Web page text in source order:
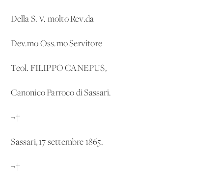
Della S. V. molto Rev.da
Dev.mo Oss.mo Servitore
Teol. FILIPPO CANEPUS,
Canonico Parroco di Sassari.
¬†
Sassari, 17 settembre 1865.
¬†